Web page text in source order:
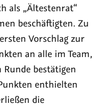
als „Ältestenrat“
beschäftigten. Zu
Vorschlag zur
an alle im Team,
bestätigen
enthielten
die